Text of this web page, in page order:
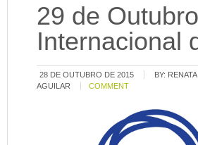
29 de
Internacional
28 DE OUTUBRO DE 2015 BY: RENATA
AGUILAR
COMMENT